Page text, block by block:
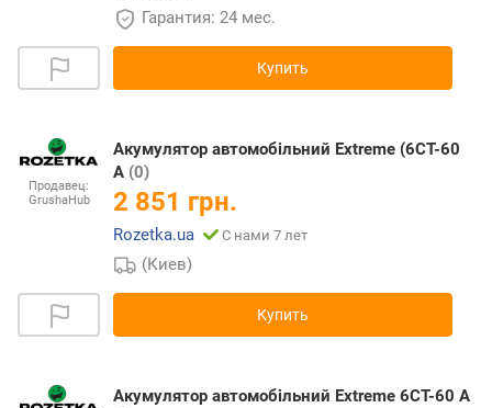
Гарантия: 24 мес.
Купить
Продавец:
GrushaHub
Акумулятор автомобільний Extreme (6CT-60
A (0)
2 851 грн.
Rozetka.ua С нами 7 лет
(Киев)
Купить
Акумулятор автомобільний Extreme 6CT-60 A